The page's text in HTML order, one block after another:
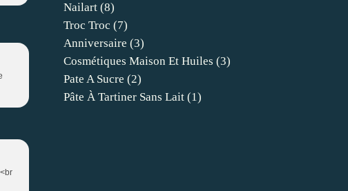
Nailart (8)
Troc Troc (7)
Anniversaire (3)
Cosmétiques Maison Et Huiles (3)
Pate A Sucre (2)
Pâte À Tartiner Sans Lait (1)